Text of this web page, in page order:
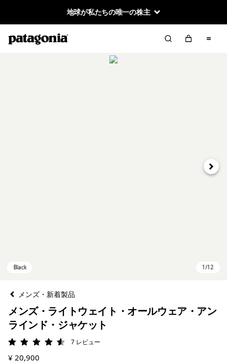
地球が私たちの唯一の株主
次へ
メンズ・新着製品
メンズ・ライトウェイト・オールウェア・アン
ラインド・ジャケット
評価: 4.6 / 5
7 レビュー
¥ 20,900